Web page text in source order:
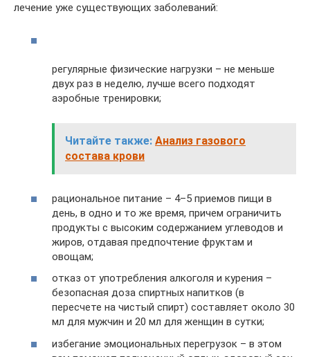
лечение уже существующих заболеваний:
регулярные физические нагрузки – не меньше
двух раз в неделю, лучше всего подходят
аэробные тренировки;
Читайте также: Анализ газового
состава крови
рациональное питание – 4–5 приемов пищи в
день, в одно и то же время, причем ограничить
продукты с высоким содержанием углеводов и
жиров, отдавая предпочтение фруктам и
овощам;
отказ от употребления алкоголя и курения –
безопасная доза спиртных напитков (в
пересчете на чистый спирт) составляет около 30
мл для мужчин и 20 мл для женщин в сутки;
избегание эмоциональных перегрузок – в этом